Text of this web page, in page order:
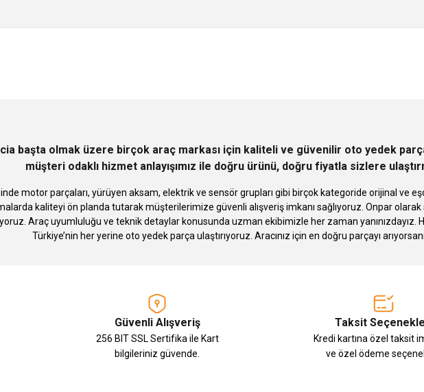
Gönder
başta olmak üzere birçok araç markası için kaliteli ve güvenilir oto yedek
müşteri odaklı hizmet anlayışımız ile doğru ürünü, doğru fiyatla sizlere
motor parçaları, yürüyen aksam, elektrik ve sensör grupları gibi birçok kategoride orijinal ve
kaliteyi ön planda tutarak müşterilerimize güvenli alışveriş imkanı sağlıyoruz. Onpar
Araç uyumluluğu ve teknik detaylar konusunda uzman ekibimizle her zaman yanınızdayız.
Türkiye’nin her yerine oto yedek parça ulaştırıyoruz. Aracınız için en doğru parçayı
Güvenli Alışveriş
256 BIT SSL Sertifika ile Kart
bilgileriniz güvende.
Taksit
Kredi kartına özel taksit
ve özel ödeme